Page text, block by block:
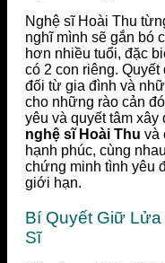
Nghệ sĩ Hoài Thu
nghĩ mình sẽ gắn bó
hơn nhiều tuổi, đặc
có 2 con riêng.
đối từ gia đình và
cho những rào cản
yêu và quyết tâm
nghệ sĩ Hoài Thu và
hạnh phúc, cùng
chứng minh tình yêu
giới hạn.
Bí Quyết Giữ
Sĩ